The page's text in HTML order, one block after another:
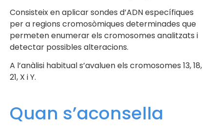
Consisteix en aplicar sondes d’ADN específiques
per a regions cromosòmiques determinades que
permeten enumerar els cromosomes analitzats i
detectar possibles alteracions.
A l’anàlisi habitual s’avaluen els cromosomes 13, 18,
21, X i Y.
Quan s’aconsella